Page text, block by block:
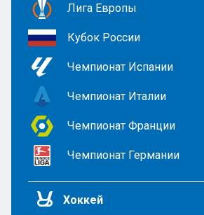
Лига Европы
Кубок России
Чемпионат Испании
Чемпионат Италии
Чемпионат Франции
Чемпионат Германии
Хоккей